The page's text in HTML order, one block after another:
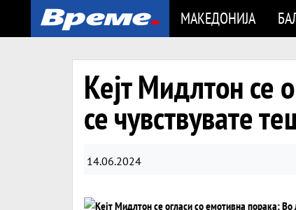
МАКЕДОНИЈА
Кејт Мидлтон се
се чувствувате
14.06.2024